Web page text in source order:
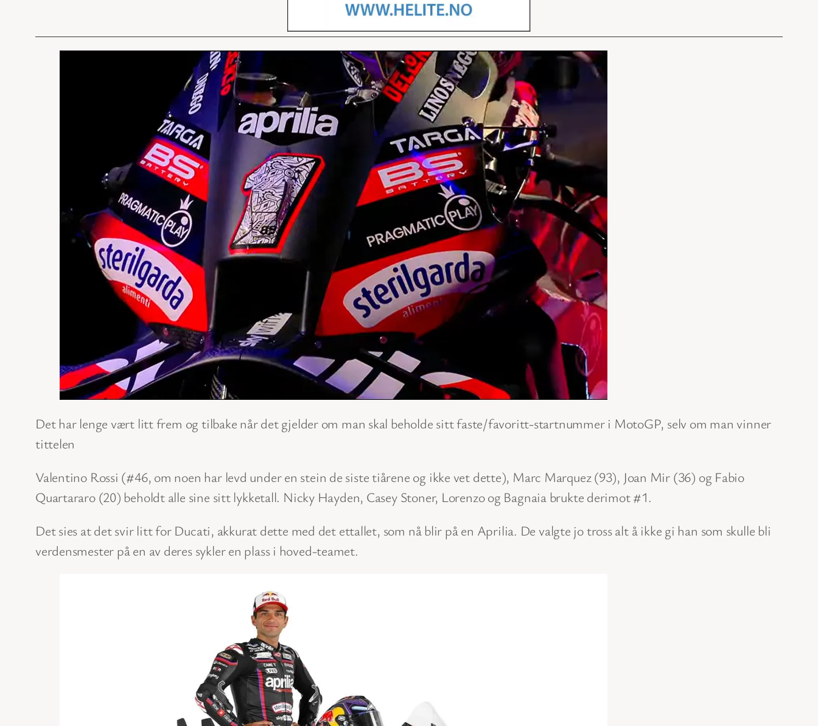
Det har lenge vært litt frem og tilbake når det gjelder om man skal beholde sitt faste/favoritt-startnummer i MotoGP, selv om man vinner
tittelen
Valentino Rossi (#46, om noen har levd under en stein de siste tiårene og ikke vet dette), Marc Marquez (93), Joan Mir (36) og Fabio
Quartararo (20) beholdt alle sine sitt lykketall. Nicky Hayden, Casey Stoner, Lorenzo og Bagnaia brukte derimot #1.
Det sies at det svir litt for Ducati, akkurat dette med det ettallet, som nå blir på en Aprilia. De valgte jo tross alt å ikke gi han som skulle bli
verdensmester på en av deres sykler en plass i hoved-teamet.